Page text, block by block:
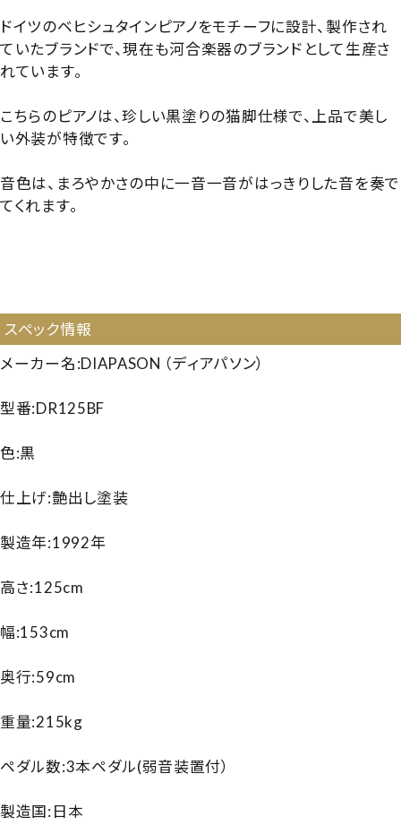
ドイツのベヒシュタインピアノをモチーフに設計、製作され
ていたブランドで、現在も河合楽器のブランドとして生産さ
れています。
こちらのピアノは、珍しい黒塗りの猫脚仕様で、上品で美し
い外装が特徴です。
音色は、まろやかさの中に一音一音がはっきりした音を奏で
てくれます。
スペック情報
メーカー名:DIAPASON （ディアパソン）
型番:DR125BF
色:黒
仕上げ:艶出し塗装
製造年:1992年
高さ:125cm
幅:153cm
奥行:59cm
重量:215kg
ペダル数:3本ペダル(弱音装置付）
製造国:日本